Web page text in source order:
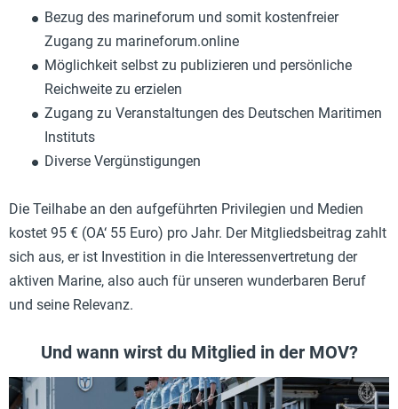
Bezug des marineforum und somit kostenfreier
Zugang zu marineforum.online
Möglichkeit selbst zu publizieren und persönliche
Reichweite zu erzielen
Zugang zu Veranstaltungen des Deutschen Maritimen
Instituts
Diverse Vergünstigungen
Die Teilhabe an den aufgeführten Privilegien und Medien
kostet 95 € (OA‘ 55 Euro) pro Jahr. Der Mitgliedsbeitrag zahlt
sich aus, er ist Investition in die Interessenvertretung der
aktiven Marine, also auch für unseren wunderbaren Beruf
und seine Relevanz.
Und wann wirst du Mitglied in der MOV?